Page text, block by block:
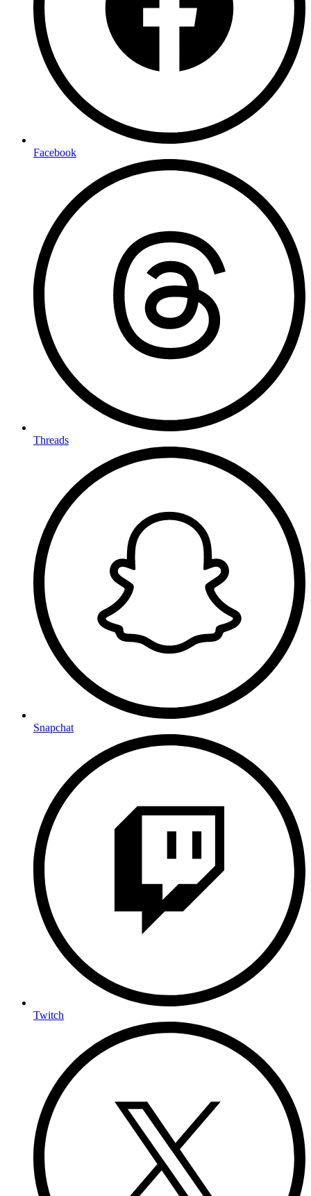
Facebook
Threads
Snapchat
Twitch